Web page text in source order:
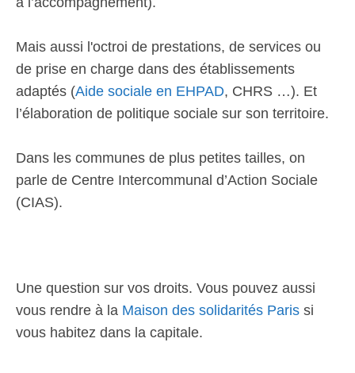
Mais aussi l'octroi de prestations, de services ou
de prise en charge dans des établissements
adaptés (Aide sociale en EHPAD, CHRS …). Et
l’élaboration de politique sociale sur son territoire.
Dans les communes de plus petites tailles, on
parle de Centre Intercommunal d’Action Sociale
(CIAS).
Une question sur vos droits. Vous pouvez aussi
vous rendre à la Maison des solidarités Paris si
vous habitez dans la capitale.